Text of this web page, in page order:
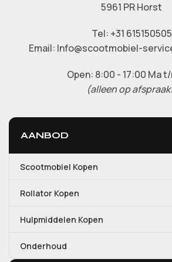
5961 PR Horst
Tel: +31 615150505
Email: Info@scootmobiel-
Open: 8:00 - 17:00 Ma
(alleen op
AANBOD
Scootmobiel Kopen
Rollator Kopen
Hulpmiddelen Kopen
Onderhoud